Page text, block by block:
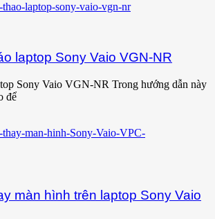
laptop Sony Vaio VGN-NR
Sony Vaio VGN-NR Trong hướng dẫn này
để
màn hình trên laptop Sony Vaio